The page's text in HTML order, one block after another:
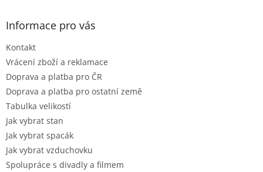
Informace pro vás
Kontakt
Vrácení zboží a reklamace
Doprava a platba pro ČR
Doprava a platba pro ostatní země
Tabulka velikostí
Jak vybrat stan
Jak vybrat spacák
Jak vybrat vzduchovku
Spolupráce s divadly a filmem